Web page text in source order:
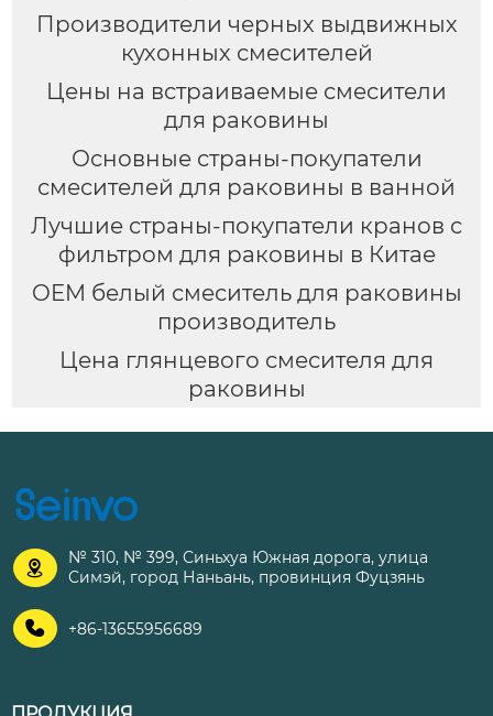
Производители черных выдвижных
кухонных смесителей
Цены на встраиваемые смесители
для раковины
Основные страны-покупатели
смесителей для раковины в ванной
Лучшие страны-покупатели кранов с
фильтром для раковины в Китае
OEM белый смеситель для раковины
производитель
Цена глянцевого смесителя для
раковины

№ 310, № 399, Синьхуа Южная дорога, улица
Симэй, город Наньань, провинция Фуцзянь
 +86-13655956689